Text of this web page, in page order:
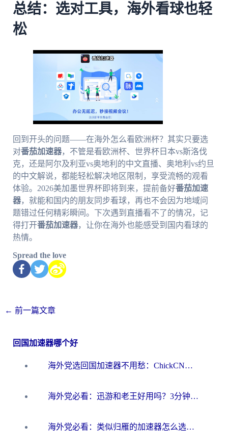
总结：选对工具，海外看球也轻
松
回到开头的问题——在海外怎么看欧洲杯？其实只要选
对番茄加速器，不管是看欧洲杯、世界杯日本vs斯洛伐
克，还是阿尔及利亚vs奥地利的中文直播、奥地利vs约旦
的中文解说，都能轻松解决地区限制，享受流畅的观看
体验。2026美加墨世界杯即将到来，提前备好番茄加速
器，就能和国内的朋友同步看球，再也不会因为地域问
题错过任何精彩瞬间。下次遇到直播看不了的情况，记
得打开番茄加速器，让你在海外也能感受到国内看球的
热情。
Spread the love
← 前一篇文章
回国加速器哪个好
海外党选回国加速器不用愁：ChickCN和洞见哪个好？一篇搞定所有疑问
海外党必看：迅游和老王好用吗？3分钟选对加速国内网络的加速器
海外党必看：类似归雁的加速器怎么选？一篇搞定无缝访问国内资源